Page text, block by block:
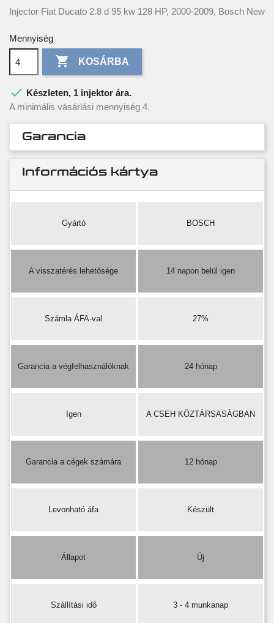
Injector Fiat Ducato 2.8 d 95 kw 128 HP, 2000-2009, Bosch New
Mennyiség
 KOSÁRBA
 Készleten, 1 injektor ára.
A minimális vásárlási mennyiség 4.
Garancia
Információs kártya
Gyártó BOSCH
A visszatérés lehetősége 14 napon belül igen
Számla ÁFA-val 27%
Garancia a végfelhasználóknak 24 hónap
Igen A CSEH KÖZTÁRSASÁGBAN
Garancia a cégek számára 12 hónap
Levonható áfa Készült
Állapot Új
Szállítási idő 3 - 4 munkanap